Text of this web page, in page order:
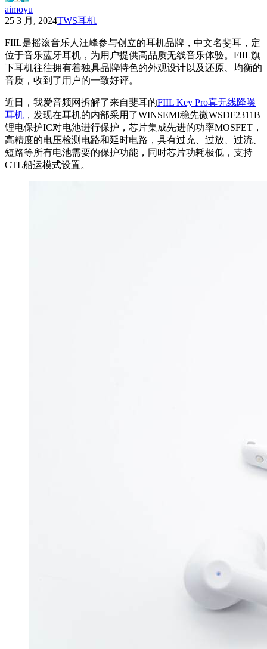
aimoyu
25 3 月, 2024TWS耳机
FIIL是摇滚音乐人汪峰参与创立的耳机品牌，中文名斐耳，定
位于音乐蓝牙耳机，为用户提供高品质无线音乐体验。FIIL旗
下耳机往往拥有着独具品牌特色的外观设计以及还原、均衡的
音质，收到了用户的一致好评。
近日，我爱音频网拆解了来自斐耳的FIIL Key Pro真无线降噪
耳机 ，发现在耳机的内部采用了WINSEMI稳先微WSDF2311B
锂电保护IC对电池进行保护，芯片集成先进的功率MOSFET，
高精度的电压检测电路和延时电路，具有过充、过放、过流、
短路等所有电池需要的保护功能，同时芯片功耗极低，支持
CTL船运模式设置。